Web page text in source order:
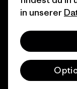
© 2026 Patagonia,
Deutsch
in unserer